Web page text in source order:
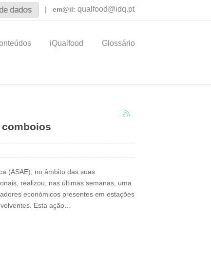
dados | em@il: qualfood@idq.pt
iQualfood Glossário
comboios
(ASAE), no âmbito das suas
realizou, nas últimas semanas, uma
económicos presentes em estações
Esta ação…